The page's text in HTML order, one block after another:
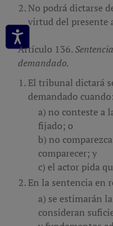
No podrá dictarse
virtud del presente
Artículo 136.
demandado.
El tribunal dictará
demandado cuando:
no conteste a
fijado; o
no
comparecer; y
el actor pida
En la sentencia en
se estimarán
consideran